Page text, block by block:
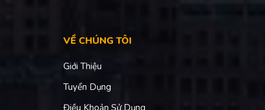
VỀ CHÚNG TÔI
Giới Thiệu
Tuyển Dụng
Điều Khoản Sử Dụng